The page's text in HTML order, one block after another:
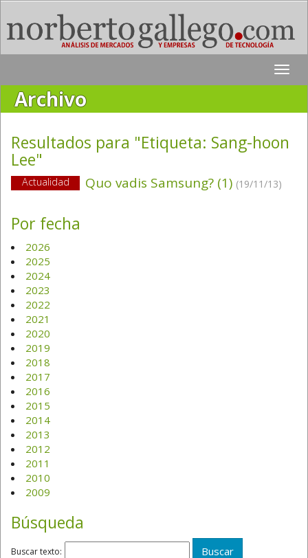
Toggle
Archivo
Resultados para "Etiqueta: Sang-hoon
Lee"
Actualidad Quo vadis Samsung? (1) (19/11/13)
Por fecha
2026
2025
2024
2023
2022
2021
2020
2019
2018
2017
2016
2015
2014
2013
2012
2011
2010
2009
Búsqueda
Buscar texto: